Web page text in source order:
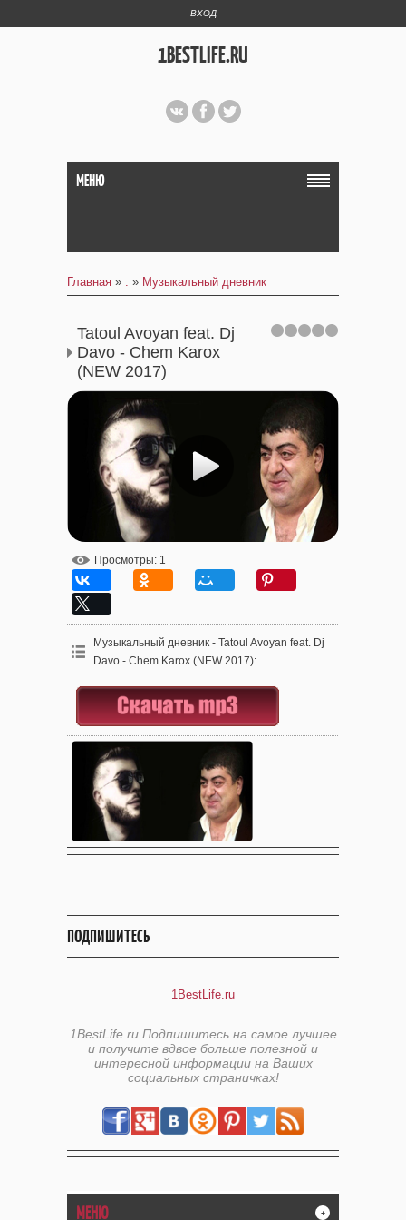
ВХОД
1BESTLIFE.RU
МЕНЮ
Главная » . » Музыкальный дневник
Tatoul Avoyan feat. Dj
Davo - Chem Karox
(NEW 2017)
Просмотры: 1
Музыкальный дневник - Tatoul Avoyan feat. Dj
Davo - Chem Karox (NEW 2017):
ПОДПИШИТЕСЬ
1BestLife.ru
1BestLife.ru Подпишитесь на самое лучшее
и получите вдвое больше полезной и
интересной информации на Ваших
социальных страничках!
МЕНЮ +